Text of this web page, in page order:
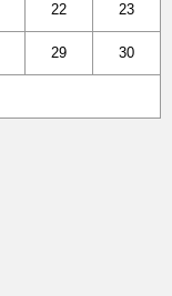
22 23
29 30